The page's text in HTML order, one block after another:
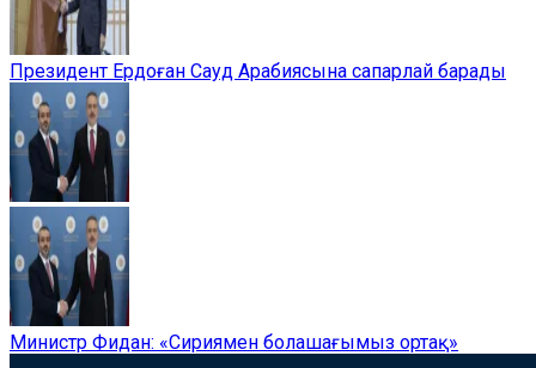
Президент Ердоған Сауд Арабиясына сапарлай барады
Министр Фидан: «Сириямен болашағымыз ортақ»